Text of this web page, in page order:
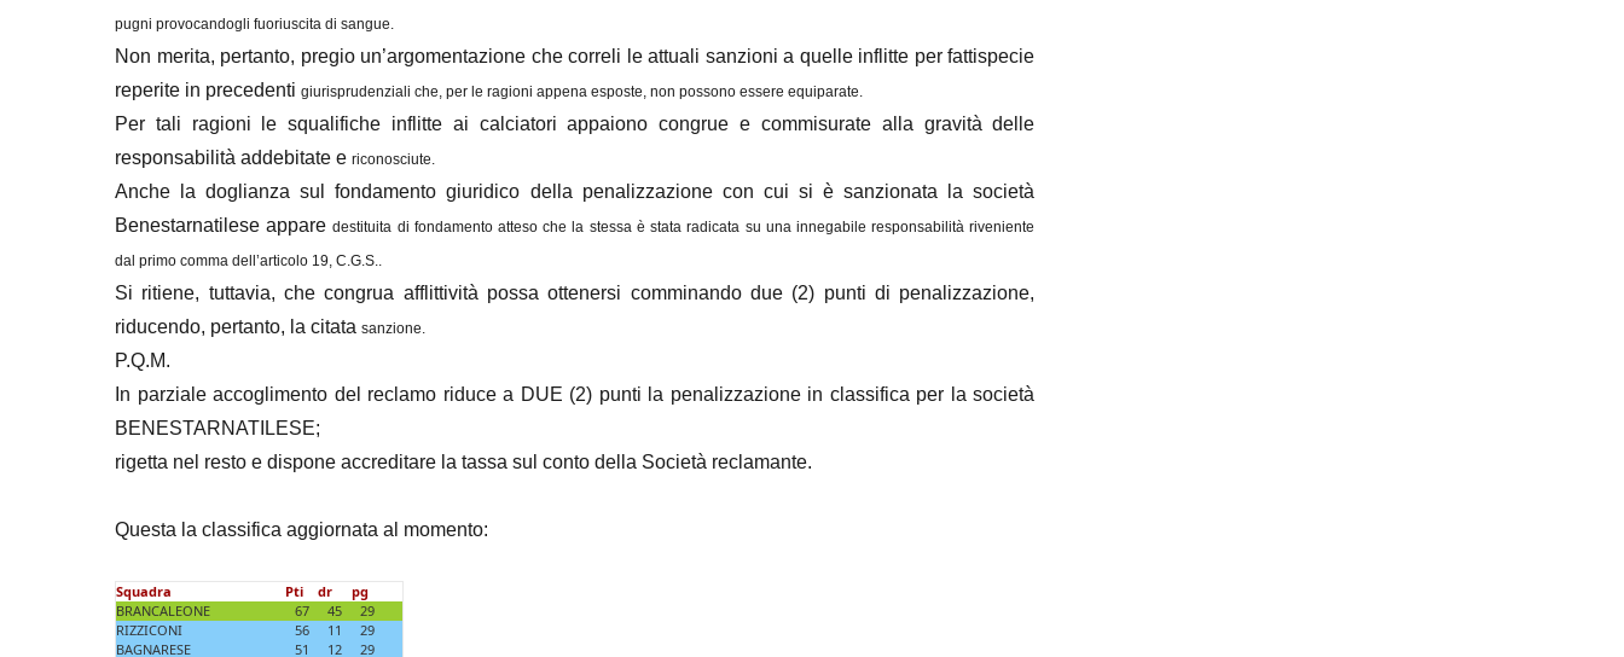
pugni provocandogli fuoriuscita di sangue.
Non merita, pertanto, pregio un’argomentazione che correli le attuali sanzioni a quelle inflitte per fattispecie
reperite in precedenti giurisprudenziali che, per le ragioni appena esposte, non possono essere equiparate.
Per tali ragioni le squalifiche inflitte ai calciatori appaiono congrue e commisurate alla gravità delle
responsabilità addebitate e riconosciute.
Anche la doglianza sul fondamento giuridico della penalizzazione con cui si è sanzionata la società
Benestarnatilese apparedestituita di fondamento atteso che la stessa è stata radicata su una innegabile responsabilità riveniente
dal primo comma dell’articolo 19, C.G.S..
Si ritiene, tuttavia, che congrua afflittività possa ottenersi comminando due (2) punti di penalizzazione,
riducendo, pertanto, la citata sanzione.
P.Q.M.
In parziale accoglimento del reclamo riduce a DUE (2) punti la penalizzazione in classifica per la società
BENESTARNATILESE;
rigetta nel resto e dispone accreditare la tassa sul conto della Società reclamante.
Questa la classifica aggiornata al momento:
Squadra Pti dr
pg
BRANCALEONE
67 45
29
RIZZICONI
56 11
29
BAGNARESE
51 12
29